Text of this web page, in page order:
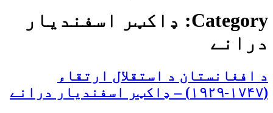
Category:
ډاکټر اسفنديار
درانے
د افغانستان د استقلال ارتقاء
(۱۷۴۷-۱۹۲۹) – ډاکټر اسفنديار درانے